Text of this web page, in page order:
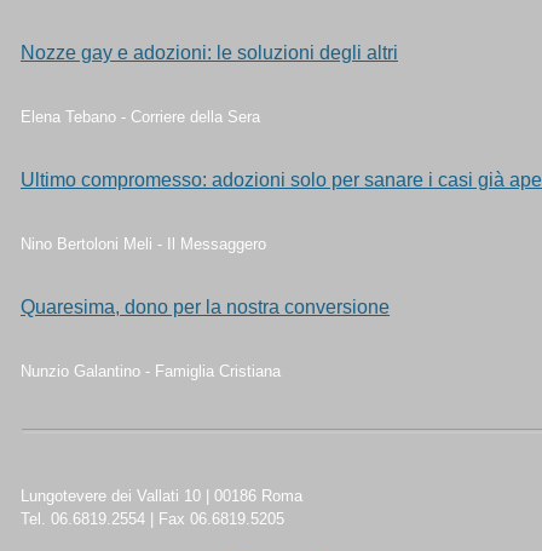
Nozze gay e adozioni: le soluzioni degli altri
Elena Tebano - Corriere della Sera
Ultimo compromesso: adozioni solo per sanare i casi già
Nino Bertoloni Meli - Il Messaggero
Quaresima, dono per la nostra conversione
Nunzio Galantino - Famiglia Cristiana
Lungotevere dei Vallati 10 | 00186 Roma
Tel. 06.6819.2554 | Fax 06.6819.5205